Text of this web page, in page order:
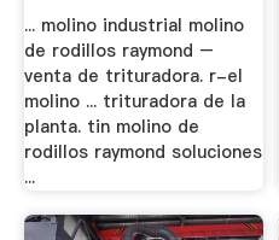
... molino industrial molino
de rodillos raymond –
venta de trituradora. r-el
molino ... trituradora de la
planta. tin molino de
rodillos raymond soluciones
...